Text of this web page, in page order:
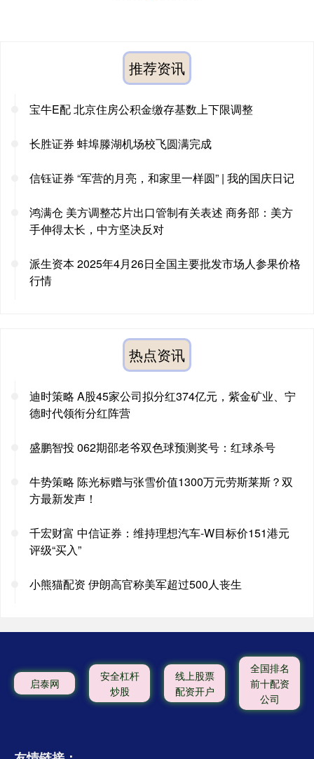
推荐资讯
宝牛E配 北京住房公积金缴存基数上下限调整
长胜证券 蚌埠滕湖机场校飞圆满完成
信钰证券 “军营的月亮，和家里一样圆” | 我的国庆日记
鸿满仓 美方调整芯片出口管制有关表述 商务部：美方
手伸得太长，中方坚决反对
派生资本 2025年4月26日全国主要批发市场人参果价格
行情
热点资讯
迪时策略 A股45家公司拟分红374亿元，紫金矿业、宁
德时代领衔分红阵营
盛鹏智投 062期邵老爷双色球预测奖号：红球杀号
牛势策略 陈光标赠与张雪价值1300万元劳斯莱斯？双
方最新发声！
千宏财富 中信证券：维持理想汽车-W目标价151港元
评级“买入”
小熊猫配资 伊朗高官称美军超过500人丧生
启泰网
安全杠杆
炒股
线上股票
配资开户
全国排名
前十配资
公司